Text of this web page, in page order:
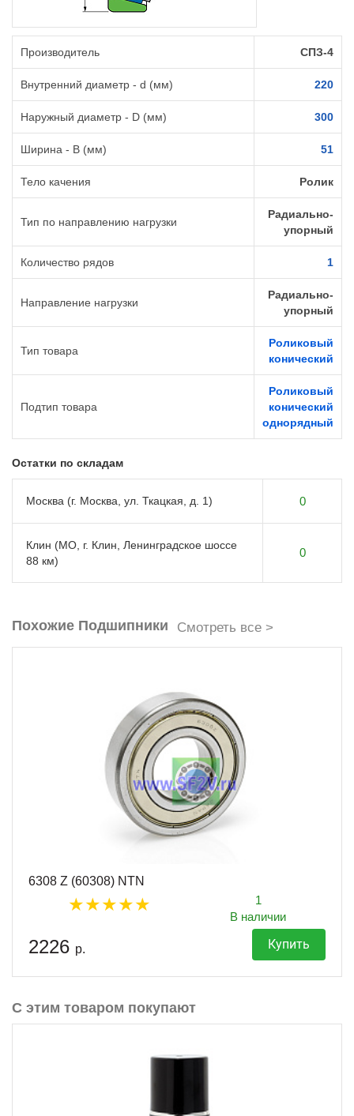
Производитель СПЗ-4
Внутренний диаметр - d (мм) 220
Наружный диаметр - D (мм) 300
Ширина - B (мм) 51
Тело качения Ролик
Тип по направлению нагрузки
Радиально-
упорный
Количество рядов 1
Направление нагрузки
Радиально-
упорный
Тип товара
Роликовый
конический
Подтип товара
Роликовый
конический
однорядный
Остатки по складам
Москва (г. Москва, ул. Ткацкая, д. 1) 0
Клин (МО, г. Клин, Ленинградское шоссе
88 км)
0
Похожие Подшипники Смотреть все >
6308 Z (60308) NTN
1
В наличии
2226 р. Купить
С этим товаром покупают